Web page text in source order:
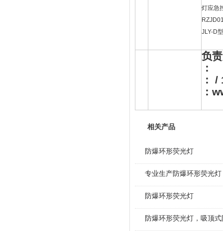
灯应急
JLY-D
负
：
： /
：
相关产品
防爆环形荧光灯
专业生产防爆环形荧光灯
防爆环形荧光灯
防爆环形荧光灯，吸顶